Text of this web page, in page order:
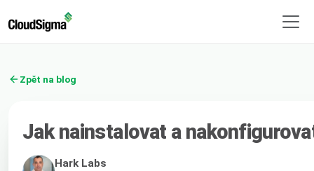
Zpět na blog
Jak nainstalovat a
Hark Labs